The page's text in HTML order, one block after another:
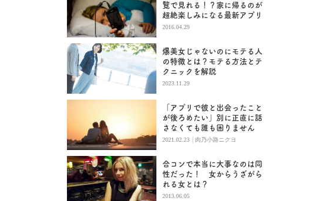
覧で見れる！？家に帰るのが
超絶楽しみになる最新アプリ
2016.04.29
爆美女じゃないのにモテる人
の特徴とは？モテる方法とテ
クニックを解説
2023.11.29
「アプリで彼と出会ったこと
が後ろめたい」別に正直に話
さなくても誰も困りません
2021.02.23 | 肉乃小路ニクヨ
合コンで本当に大事なのは同
性だった！ 女からうざがら
れる女とは？
2013.06.05